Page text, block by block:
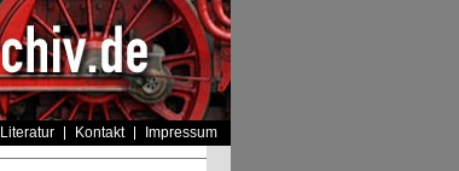
Kontakt Impressum